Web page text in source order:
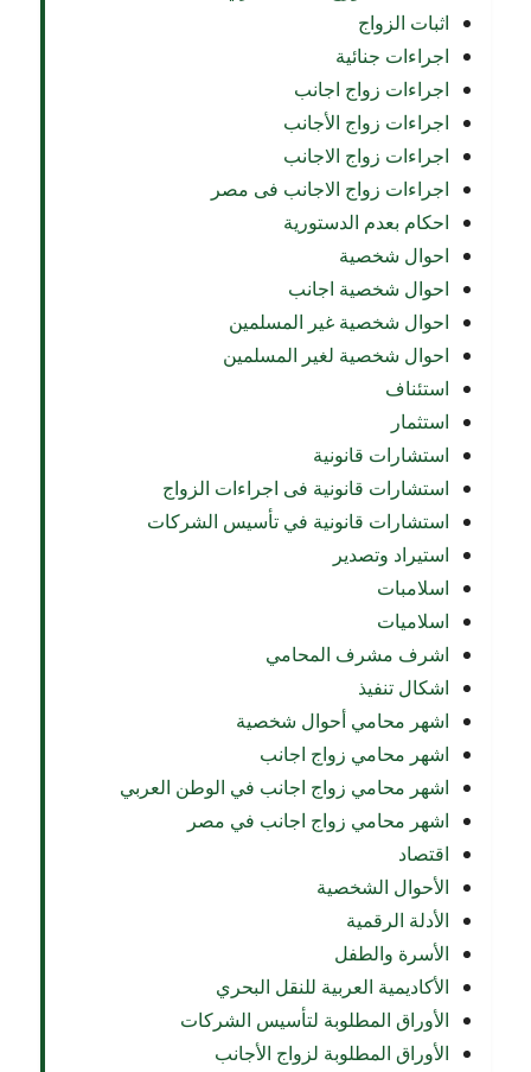
اثبات الزواج
اجراءات جنائية
اجراءات زواج اجانب
اجراءات زواج الأجانب
اجراءات زواج الاجانب
اجراءات زواج الاجانب فى مصر
احكام بعدم الدستورية
احوال شخصية
احوال شخصية اجانب
احوال شخصية غير المسلمين
احوال شخصية لغير المسلمين
استئناف
استثمار
استشارات قانونية
استشارات قانونية فى اجراءات الزواج
استشارات قانونية في تأسيس الشركات
استيراد وتصدير
اسلامبات
اسلاميات
اشرف مشرف المحامي
اشكال تنفيذ
اشهر محامي أحوال شخصية
اشهر محامي زواج اجانب
اشهر محامي زواج اجانب في الوطن العربي
اشهر محامي زواج اجانب في مصر
اقتصاد
الأحوال الشخصية
الأدلة الرقمية
الأسرة والطفل
الأكاديمية العربية للنقل البحري
الأوراق المطلوبة لتأسيس الشركات
الأوراق المطلوبة لزواج الأجانب